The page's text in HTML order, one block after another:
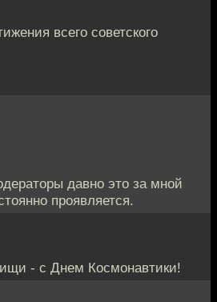
всего советского
давно это за мной
проявляется.
- с Днем Космонавтики!